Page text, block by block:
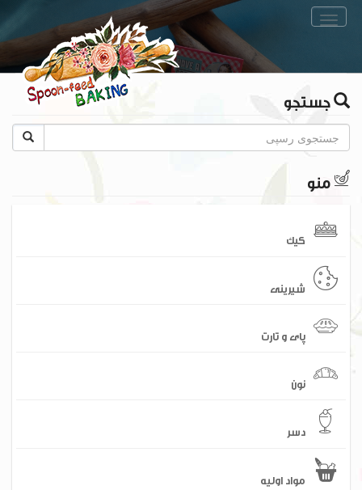
Toggle
جستجو
منو
کیک
شیرینی
پای و تارت
نون
دسر
مواد اولیه